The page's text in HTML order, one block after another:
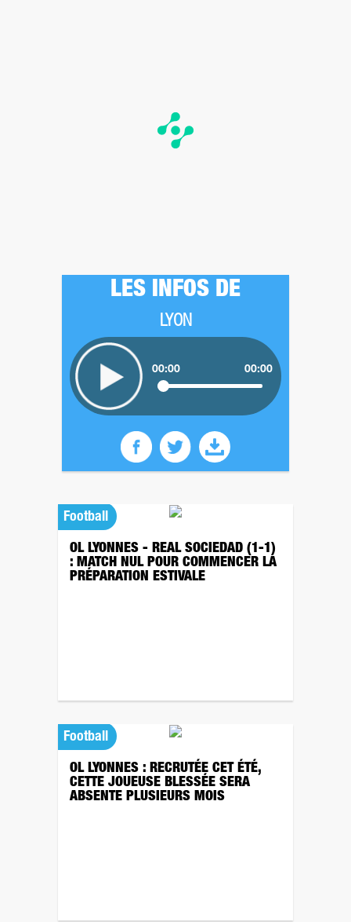
LES INFOS DE
LYON
00:00 00:00
Football
OL LYONNES - REAL SOCIEDAD (1-1)
: MATCH NUL POUR COMMENCER LA
PRÉPARATION ESTIVALE
Football
OL LYONNES : RECRUTÉE CET ÉTÉ,
CETTE JOUEUSE BLESSÉE SERA
ABSENTE PLUSIEURS MOIS